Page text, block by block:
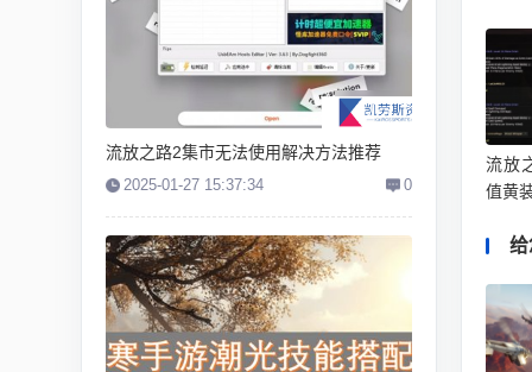
流放之路2集市无法使用解决方法推荐
2025-01-27 15:37:34 0
流放
值黄
给